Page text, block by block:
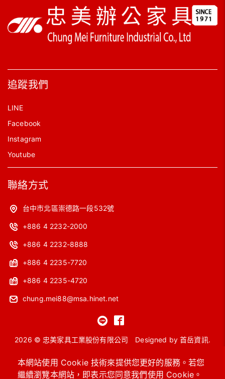
本網站使用 Cookie 技術來提供您更好的服務。若您
繼續瀏覽本網站，即表示您同意我們使用 Cookie。
追蹤我們
LINE
Facebook
Instagram
Youtube
聯絡方式
台中市北區崇德路一段532號
+886 4 2232-2000
+886 4 2232-8888
+886 4 2235-7720
+886 4 2235-4720
chung.mei88@msa.hinet.net
2026 © 忠美家具工業股份有限公司 Designed by首岳資訊.
OA主管桌 工作站 會議桌 洽談桌椅 高級沙發